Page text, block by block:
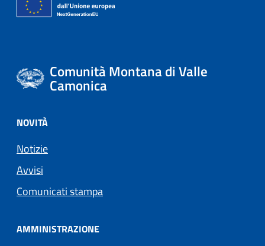
Comunità Montana di Valle
Camonica
NOVITÀ
Notizie
Avvisi
Comunicati stampa
AMMINISTRAZIONE